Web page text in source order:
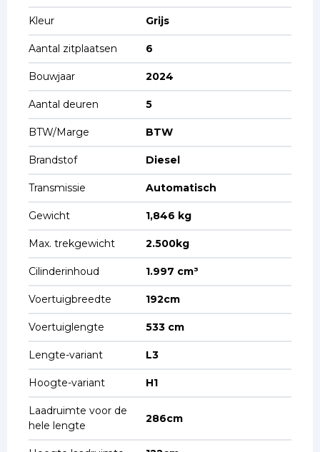
Kleur Grijs
Aantal zitplaatsen 6
Bouwjaar 2024
Aantal deuren 5
BTW/Marge BTW
Brandstof Diesel
Transmissie Automatisch
Gewicht 1,846 kg
Max. trekgewicht 2.500kg
Cilinderinhoud 1.997 cm³
Voertuigbreedte 192cm
Voertuiglengte 533 cm
Lengte-variant L3
Hoogte-variant H1
Laadruimte voor de
hele lengte
286cm